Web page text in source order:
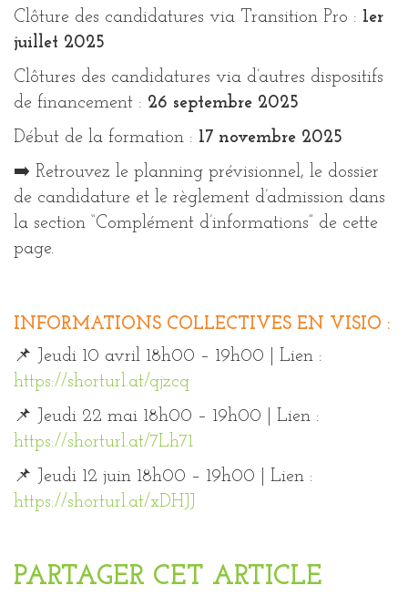
Clôture des candidatures via Transition Pro : 1er
juillet 2025
Clôtures des candidatures via d’autres dispositifs
de financement : 26 septembre 2025
Début de la formation : 17 novembre 2025
➡️ Retrouvez le planning prévisionnel, le dossier
de candidature et le règlement d’admission dans
la section “Complément d’informations” de cette
page.
INFORMATIONS COLLECTIVES EN VISIO :
📌 Jeudi 10 avril 18h00 – 19h00 | Lien :
https://shorturl.at/qjzcq
📌 Jeudi 22 mai 18h00 – 19h00 | Lien :
https://shorturl.at/7Lh71
📌 Jeudi 12 juin 18h00 – 19h00 | Lien :
https://shorturl.at/xDHJJ
PARTAGER CET ARTICLE